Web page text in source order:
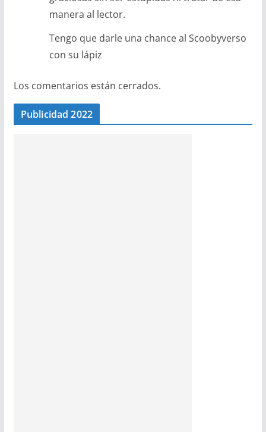
manera al lector.
Tengo que darle una chance al Scoobyverso
con su lápiz
Los comentarios están cerrados.
Publicidad 2022